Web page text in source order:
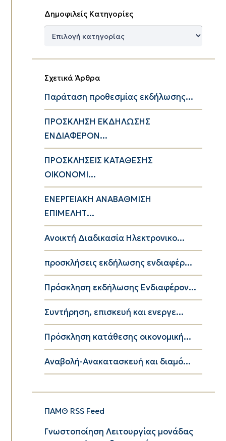
Δημοφιλείς Κατηγορίες
Δημοφιλείς
Σχετικά Άρθρα
Παράταση προθεσμίας εκδήλωσης...
ΠΡΟΣΚΛΗΣΗ ΕΚΔΗΛΩΣΗΣ
ΕΝΔΙΑΦΕΡΟΝ...
ΠΡΟΣΚΛΗΣΕΙΣ ΚΑΤΑΘΕΣΗΣ
ΟΙΚΟΝΟΜΙ...
ΕΝΕΡΓΕΙΑΚΗ ΑΝΑΒΑΘΜΙΣΗ
ΕΠΙΜΕΛΗΤ...
Ανοικτή Διαδικασία Ηλεκτρονικο...
προσκλήσεις εκδήλωσης ενδιαφέρ...
Πρόσκληση εκδήλωσης Ενδιαφέρον...
Συντήρηση, επισκευή και ενεργε...
Πρόσκληση κατάθεσης οικονομική...
Αναβολή-Ανακατασκευή και διαμό...
ΠΑΜΘ RSS Feed
Γνωστοποίηση Λειτουργίας μονάδας